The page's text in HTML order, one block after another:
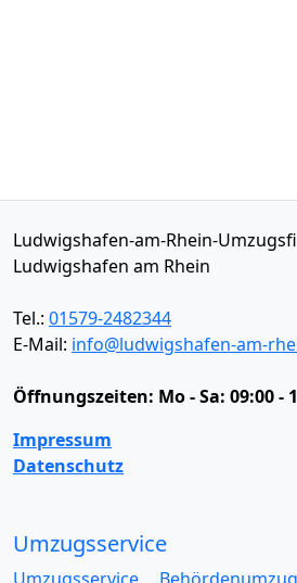
Ludwigshafen-am-Rhein-
Ludwigshafen am Rhein
Tel.: 01579-2482344
E-Mail: info@ludwigshafen-am-
Öffnungszeiten: Mo - Sa: 09:00 -
Impressum
Datenschutz
Umzugsservice
Umzugsservice Behördenumzug